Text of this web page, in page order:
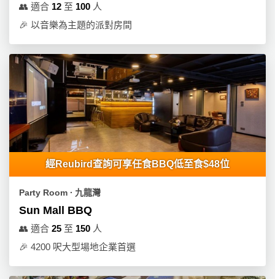
艇
出
租
👥 適合 12 至 100 人
🎉 以音樂為主題的派對房間
經Reubird查詢可享任食BBQ低至食$48位
Party Room ∙ 九龍灣
Sun Mall BBQ
👥 適合 25 至 150 人
🎉 4200 呎大型場地企業首選